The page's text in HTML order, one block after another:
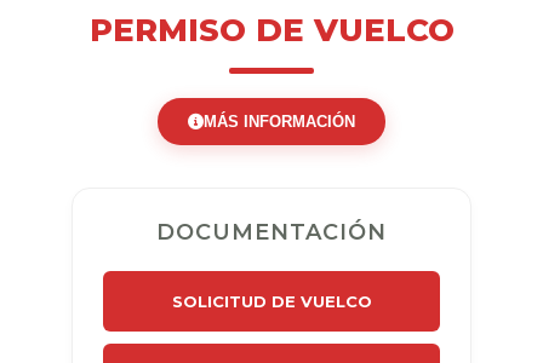
PERMISO DE VUELCO
MÁS INFORMACIÓN
DOCUMENTACIÓN
SOLICITUD DE VUELCO